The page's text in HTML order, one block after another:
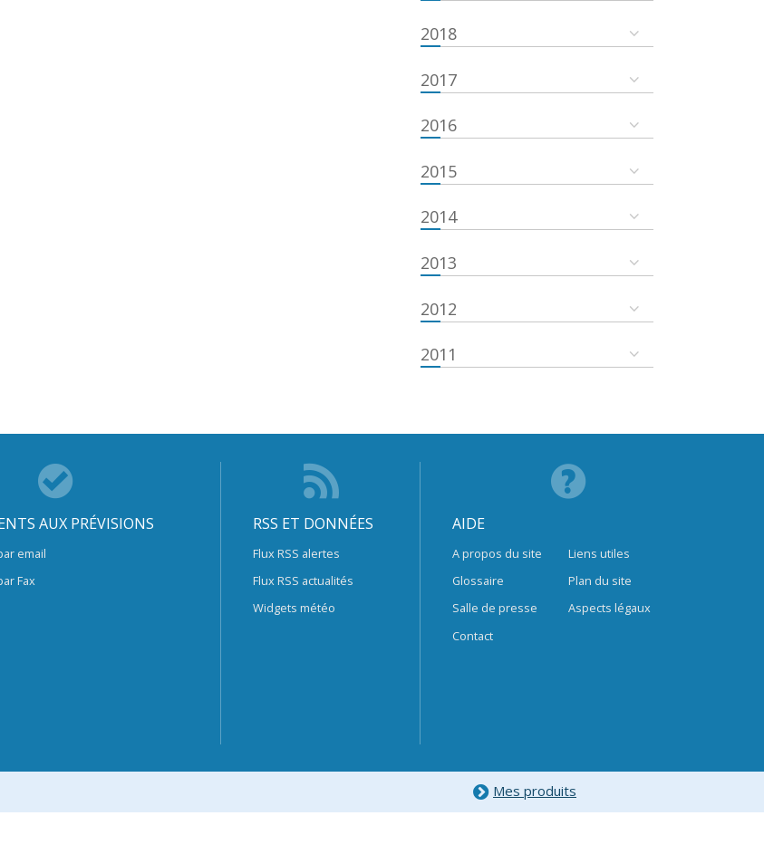
2018
2017
2016
2015
2014
2013
2012
2011
AUX PRÉVISIONS
email
Fax
RSS ET DONNÉES
Flux RSS alertes
Flux RSS actualités
Widgets météo
AIDE
A propos du site
Glossaire
Salle de presse
Contact
Liens utiles
Plan du site
Aspects légaux
Mes produits